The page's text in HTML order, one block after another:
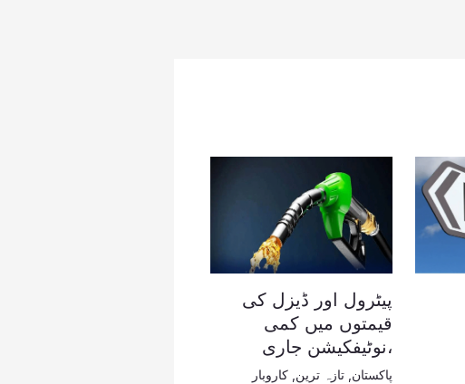
پیٹرول اور ڈیزل کی
قیمتوں میں کمی
،نوٹیفکیشن جاری
پاکستان تازہ ترین کاروبار